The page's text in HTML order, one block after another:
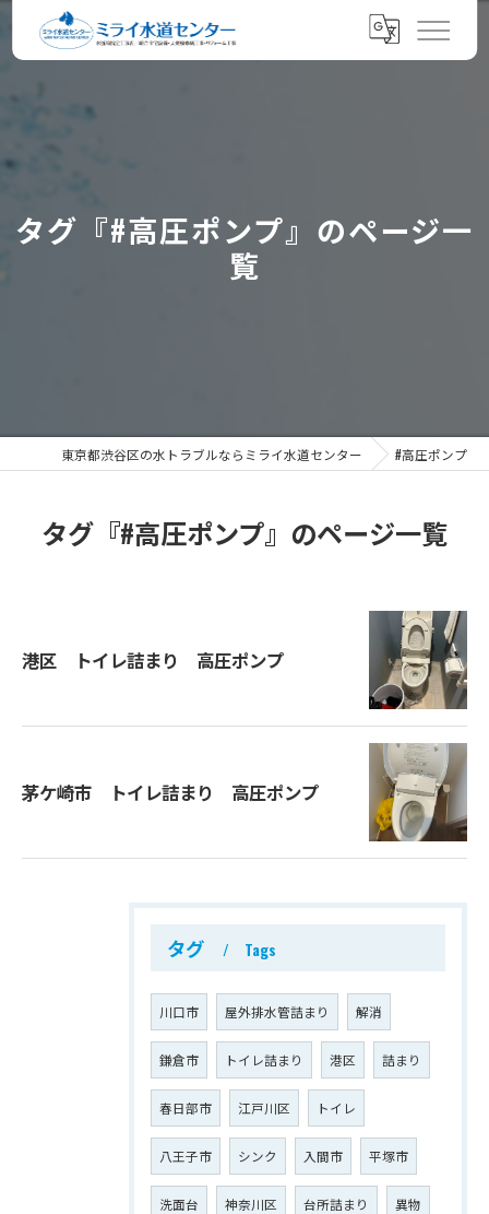
タグ『#高圧ポンプ』のページ一
覧
東京都渋谷区の水トラブルならミライ水道センター #高圧ポンプ
タグ『#高圧ポンプ』のページ一覧
港区 トイレ詰まり 高圧ポンプ
茅ケ崎市 トイレ詰まり 高圧ポンプ
タグ Tags
川口市 屋外排水管詰まり 解消
鎌倉市 トイレ詰まり 港区 詰まり
春日部市 江戸川区 トイレ
八王子市 シンク 入間市 平塚市
洗面台 神奈川区 台所詰まり 異物